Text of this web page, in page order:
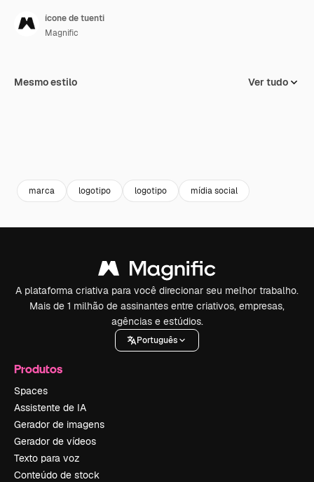
ícone de tuenti
Magnific
Mesmo estilo Ver tudo
marca logotipo logotipo mídia social
A plataforma criativa para você direcionar seu melhor trabalho.
Mais de 1 milhão de assinantes entre criativos, empresas,
agências e estúdios.
Português
Produtos
Spaces
Assistente de IA
Gerador de imagens
Gerador de vídeos
Texto para voz
Conteúdo de stock